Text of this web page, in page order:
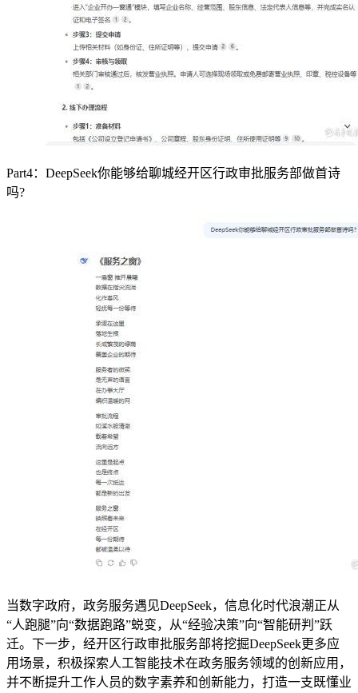
Part4：DeepSeek你能够给聊城经开区行政审批服务部做首诗
吗?
当数字政府，政务服务遇见DeepSeek，信息化时代浪潮正从
“人跑腿”向“数据跑路”蜕变，从“经验决策”向“智能研判”跃
迁。下一步，经开区行政审批服务部将挖掘DeepSeek更多应
用场景，积极探索人工智能技术在政务服务领域的创新应用，
并不断提升工作人员的数字素养和创新能力，打造一支既懂业